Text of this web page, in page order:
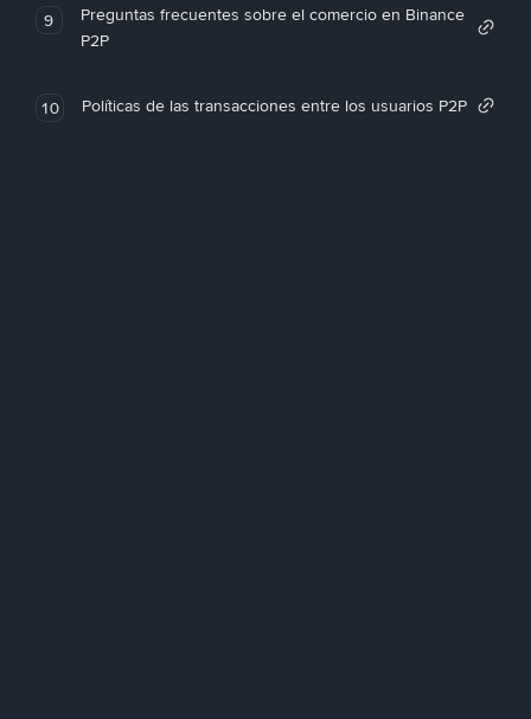
9
Preguntas frecuentes sobre el comercio en Binance
P2P
10 Políticas de las transacciones entre los usuarios P2P